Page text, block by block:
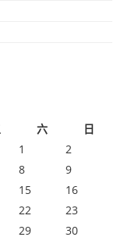
六
日
1
2
8
9
15
16
22
23
29 30